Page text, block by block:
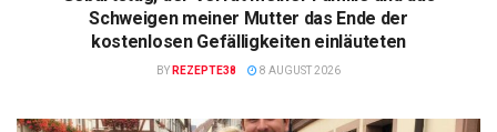
Schweigen meiner Mutter das Ende der
kostenlosen Gefälligkeiten einläuteten
BY REZEPTE38 8 AUGUST 2026